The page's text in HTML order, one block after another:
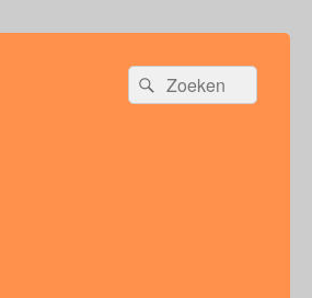
Zoeken
naar:
Zoeken